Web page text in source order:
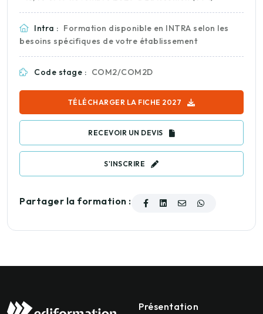
Intra : Formation disponible en INTRA selon les
besoins spécifiques de votre établissement
Code stage : COM2/COM2D
TÉLÉCHARGER LA FICHE 2027
RECEVOIR UN DEVIS
S'INSCRIRE
Partager la formation :
Présentation